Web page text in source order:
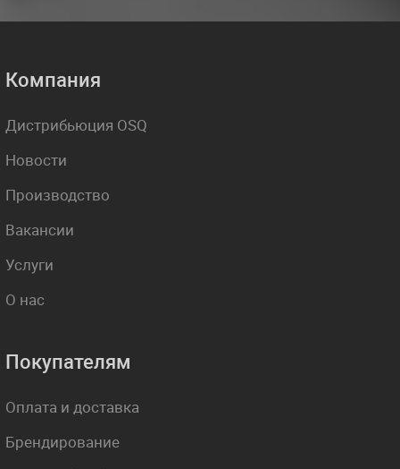
Компания
Дистрибьюция OSQ
Новости
Производство
Вакансии
Услуги
О нас
Покупателям
Оплата и доставка
Брендирование